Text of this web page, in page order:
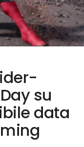
su
data